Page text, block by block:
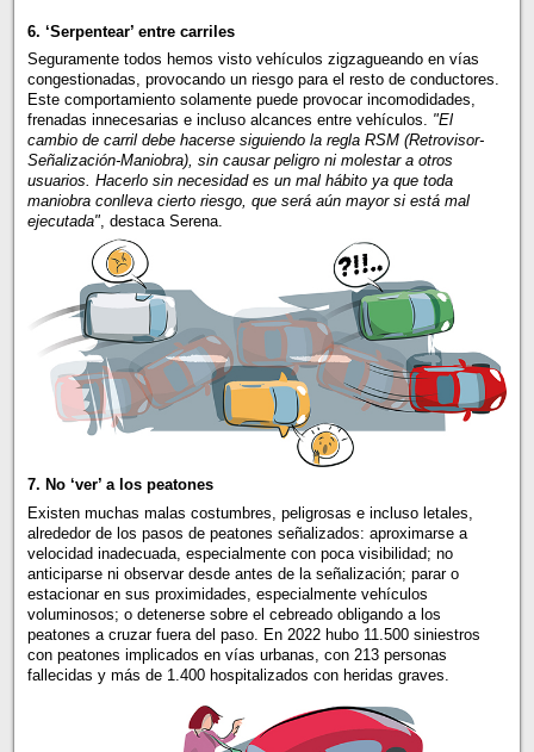
6. ‘Serpentear’ entre carriles
Seguramente todos hemos visto vehículos zigzagueando en vías
congestionadas, provocando un riesgo para el resto de conductores.
Este comportamiento solamente puede provocar incomodidades,
frenadas innecesarias e incluso alcances entre vehículos. "El
cambio de carril debe hacerse siguiendo la regla RSM (Retrovisor-
Señalización-Maniobra), sin causar peligro ni molestar a otros
usuarios. Hacerlo sin necesidad es un mal hábito ya que toda
maniobra conlleva cierto riesgo, que será aún mayor si está mal
ejecutada", destaca Serena.
7. No ‘ver’ a los peatones
Existen muchas malas costumbres, peligrosas e incluso letales,
alrededor de los pasos de peatones señalizados: aproximarse a
velocidad inadecuada, especialmente con poca visibilidad; no
anticiparse ni observar desde antes de la señalización; parar o
estacionar en sus proximidades, especialmente vehículos
voluminosos; o detenerse sobre el cebreado obligando a los
peatones a cruzar fuera del paso. En 2022 hubo 11.500 siniestros
con peatones implicados en vías urbanas, con 213 personas
fallecidas y más de 1.400 hospitalizados con heridas graves.